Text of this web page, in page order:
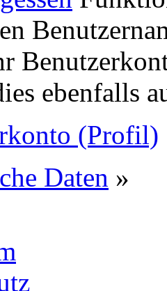
ebenfalls
(Profil)
Daten »